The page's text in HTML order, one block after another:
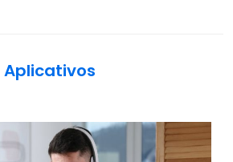
Aplicativos